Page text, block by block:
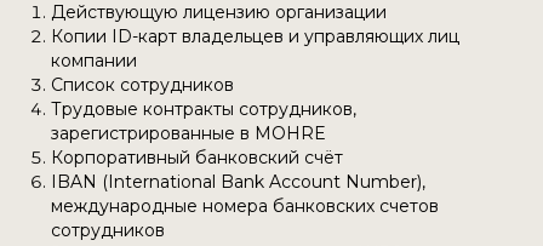
Действующую лицензию организации
Копии ID-карт владельцев и управляющих лиц
компании
Список сотрудников
Трудовые контракты сотрудников,
зарегистрированные в MOHRE
Корпоративный банковский счёт
IBAN (International Bank Account Number),
международные номера банковских счетов
сотрудников